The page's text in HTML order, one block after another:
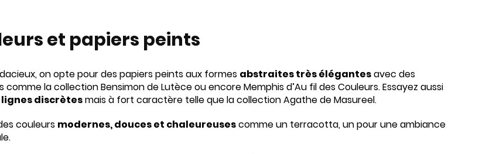
et papiers peints
on opte pour des papiers peints aux formes abstraites très élégantesavec des
comme la collection Bensimon de Lutèce ou encore Memphis d’Au fil des Couleurs. Essayez aussi
lignes discrètesmais à fort caractère telle que la collection Agathe de Masureel.
couleurs modernes, douces et chaleureusescomme un terracotta, un pour une ambiance